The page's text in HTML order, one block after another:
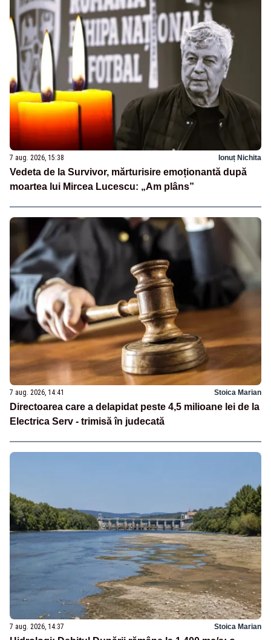
7 aug. 2026, 15:38 Ionuț Nichita
Vedeta de la Survivor, mărturisire emoționantă după
moartea lui Mircea Lucescu: „Am plâns”
7 aug. 2026, 14:41 Stoica Marian
Directoarea care a delapidat peste 4,5 milioane lei de la
Electrica Serv - trimisă în judecată
7 aug. 2026, 14:37 Stoica Marian